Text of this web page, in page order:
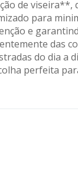
de viseira**,
para
e
das
do dia a
perfeita